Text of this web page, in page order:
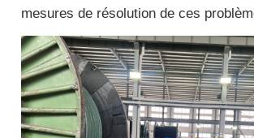
mesures de résolution de ces